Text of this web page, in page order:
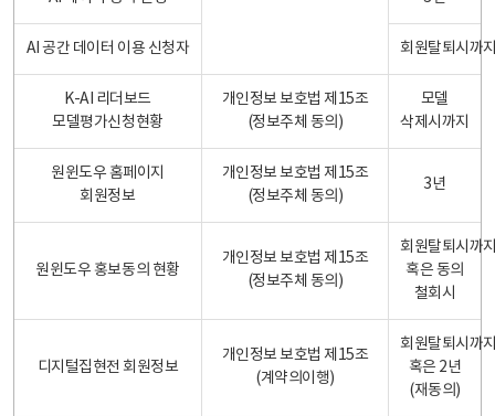
AI 공간 데이터 이용 신청자 회원탈퇴시까
K-AI 리더보드
모델평가신청현황
개인정보 보호법 제15조
(정보주체 동의)
모델
삭제시까지
원윈도우 홈페이지
회원정보
개인정보 보호법 제15조
(정보주체 동의)
3년
원윈도우 홍보동의 현황
개인정보 보호법 제15조
(정보주체 동의)
회원탈퇴시까
혹은 동의
철회시
디지털집현전 회원정보
개인정보 보호법 제15조
(계약의이행)
회원탈퇴시까
혹은 2년
(재동의)